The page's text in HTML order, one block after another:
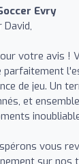
Evry
David,
votre avis !
parfaitement
de jeu. Un
et
vous
sur nos